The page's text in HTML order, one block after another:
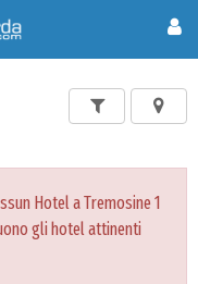
Hotel a Tremosine 1
gli hotel attinenti